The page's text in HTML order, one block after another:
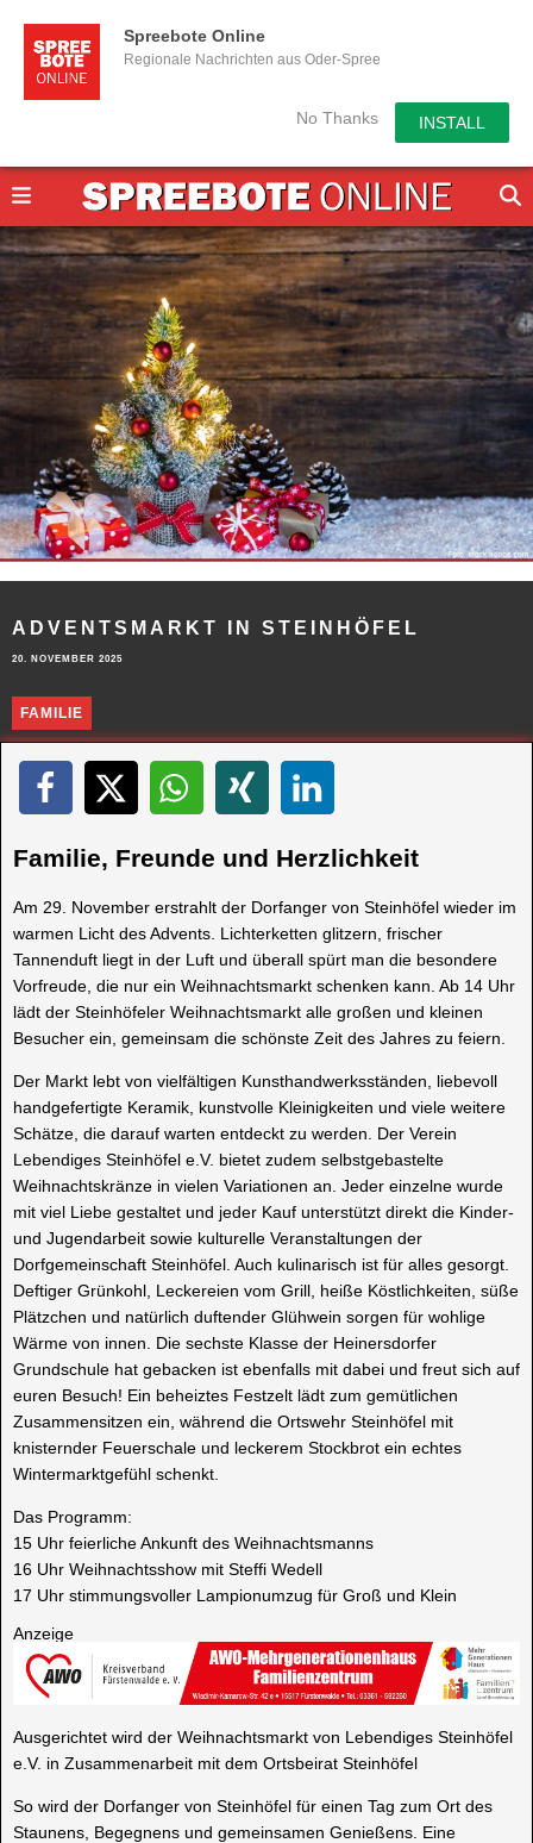
Spreebote Online
Regionale Nachrichten aus Oder-Spree
No Thanks INSTALL
ADVENTSMARKT IN STEINHÖFEL
20. NOVEMBER 2025
FAMILIE
Familie, Freunde und Herzlichkeit
Am 29. November erstrahlt der Dorfanger von Steinhöfel wieder im
warmen Licht des Advents. Lichterketten glitzern, frischer
Tannenduft liegt in der Luft und überall spürt man die besondere
Vorfreude, die nur ein Weihnachtsmarkt schenken kann. Ab 14 Uhr
lädt der Steinhöfeler Weihnachtsmarkt alle großen und kleinen
Besucher ein, gemeinsam die schönste Zeit des Jahres zu feiern.
Der Markt lebt von vielfältigen Kunsthandwerksständen, liebevoll
handgefertigte Keramik, kunstvolle Kleinigkeiten und viele weitere
Schätze, die darauf warten entdeckt zu werden. Der Verein
Lebendiges Steinhöfel e.V. bietet zudem selbstgebastelte
Weihnachtskränze in vielen Variationen an. Jeder einzelne wurde
mit viel Liebe gestaltet und jeder Kauf unterstützt direkt die Kinder-
und Jugendarbeit sowie kulturelle Veranstaltungen der
Dorfgemeinschaft Steinhöfel. Auch kulinarisch ist für alles gesorgt.
Deftiger Grünkohl, Leckereien vom Grill, heiße Köstlichkeiten, süße
Plätzchen und natürlich duftender Glühwein sorgen für wohlige
Wärme von innen. Die sechste Klasse der Heinersdorfer
Grundschule hat gebacken ist ebenfalls mit dabei und freut sich auf
euren Besuch! Ein beheiztes Festzelt lädt zum gemütlichen
Zusammensitzen ein, während die Ortswehr Steinhöfel mit
knisternder Feuerschale und leckerem Stockbrot ein echtes
Wintermarktgefühl schenkt.
Das Programm:
15 Uhr feierliche Ankunft des Weihnachtsmanns
16 Uhr Weihnachtsshow mit Steffi Wedell
17 Uhr stimmungsvoller Lampionumzug für Groß und Klein
Anzeige
Ausgerichtet wird der Weihnachtsmarkt von Lebendiges Steinhöfel
e.V. in Zusammenarbeit mit dem Ortsbeirat Steinhöfel
So wird der Dorfanger von Steinhöfel für einen Tag zum Ort des
Staunens, Begegnens und gemeinsamen Genießens. Eine